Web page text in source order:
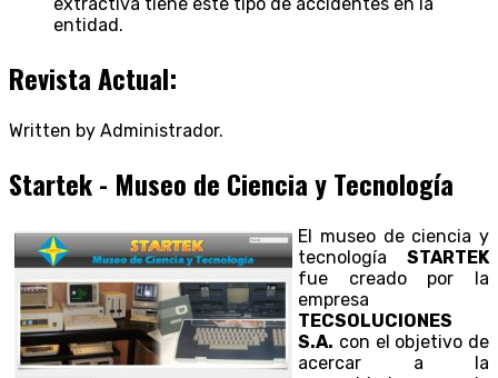
extractiva tiene este tipo de accidentes en la
entidad.
Revista Actual:
Written by Administrador.
Startek - Museo de Ciencia y Tecnología
El museo de ciencia y
tecnología STARTEK
fue creado por la
empresa
TECSOLUCIONES
S.A. con el objetivo de
acercar a la